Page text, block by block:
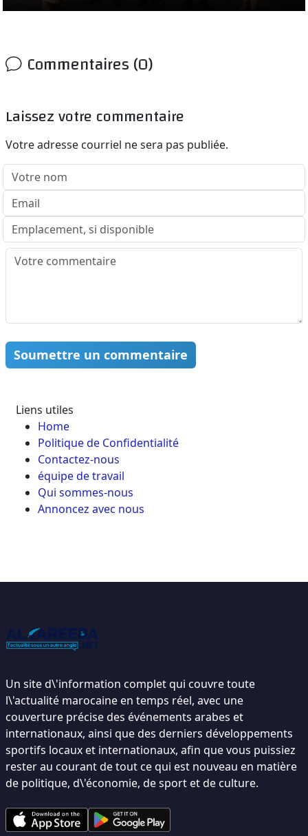
Commentaires (0)
Laissez votre commentaire
Votre adresse courriel ne sera pas publiée.
Soumettre un commentaire
Liens utiles
Home
Politique de Confidentialité
Contactez-nous
équipe de travail
Qui sommes-nous
Annoncez avec nous
Un site d\'information complet qui couvre toute
l\'actualité marocaine en temps réel, avec une
couverture précise des événements arabes et
internationaux, ainsi que des derniers développements
sportifs locaux et internationaux, afin que vous puissiez
rester au courant de tout ce qui est nouveau en matière
de politique, d\'économie, de sport et de culture.